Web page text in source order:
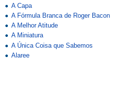
A Capa
A Fórmula Branca de Roger Bacon
A Melhor Atitude
A Miniatura
A Única Coisa que Sabemos
Alaree